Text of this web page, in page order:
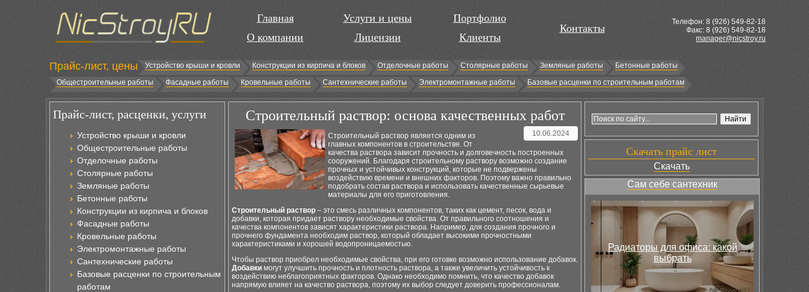
Главная
О компании
Услуги и цены
Лицензии
Портфолио
Клиенты
Контакты
Телефон: 8 (926) 549-82-18
Факс: 8 (926) 549-82-18
manager@nicstroy.ru
Прайс-лист, цены Устройство крыши и кровли Конструкции из кирпича и блоков Отделочные работы Столярные работы Земляные работы
Бетонные работы
Общестроительные работы
Фасадные работы Кровельные работы Сантехнические работы Электромонтажные работы Базовые расценки по строительным работам
Прайс-лист, расценки, услуги
Устройство крыши и кровли
Общестроительные работы
Отделочные работы
Столярные работы
Земляные работы
Бетонные работы
Конструкции из кирпича и блоков
Фасадные работы
Кровельные работы
Электромонтажные работы
Сантехнические работы
Базовые расценки по строительным
работам
Строительный раствор: основа качественных работ
10.06.2024
Строительный раствор является одним из
главных компонентов в строительстве. От
качества раствора зависит прочность и долговечность построенных
сооружений. Благодаря строительному раствору возможно создание
прочных и устойчивых конструкций, которые не подвержены
воздействию времени и внешних факторов. Поэтому важно правильно
подобрать состав раствора и использовать качественные сырьевые
материалы для его приготовления.
Строительный раствор – это смесь различных компонентов, таких как цемент, песок, вода и
добавки, которая придает раствору необходимые свойства. От правильного соотношения и
качества компонентов зависят характеристики раствора. Например, для создания прочного и
прочнего фундамента необходим раствор, который обладает высокими прочностными
характеристиками и хорошей водопроницаемостью.
Чтобы раствор приобрел необходимые свойства, при его готовке возможно использование добавок.
Добавки могут улучшить прочность и плотность раствора, а также увеличить устойчивость к
воздействию неблагоприятных факторов. Однако необходимо помнить, что качество добавок
напрямую влияет на качество раствора, поэтому их выбор следует доверить профессионалам.
Скачать прайс лист
Скачать
Сам себе сантехник
Радиаторы для офиса: какой
выбрать